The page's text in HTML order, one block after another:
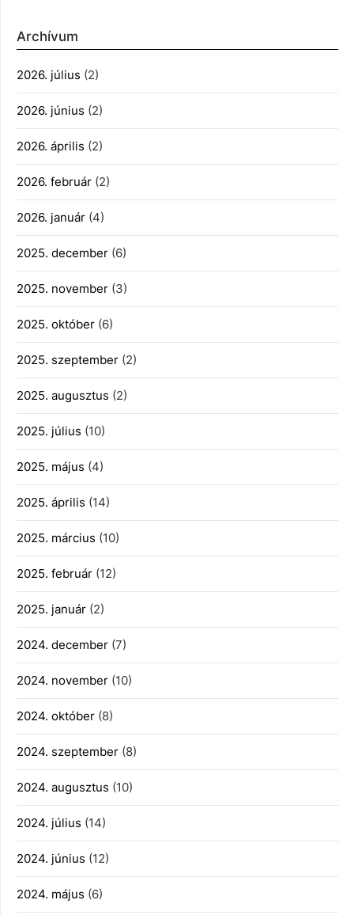
Archívum
2026. július (2)
2026. június (2)
2026. április (2)
2026. február (2)
2026. január (4)
2025. december (6)
2025. november (3)
2025. október (6)
2025. szeptember (2)
2025. augusztus (2)
2025. július (10)
2025. május (4)
2025. április (14)
2025. március (10)
2025. február (12)
2025. január (2)
2024. december (7)
2024. november (10)
2024. október (8)
2024. szeptember (8)
2024. augusztus (10)
2024. július (14)
2024. június (12)
2024. május (6)